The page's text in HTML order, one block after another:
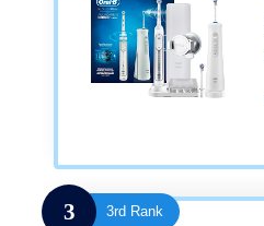
3 3rd Rank